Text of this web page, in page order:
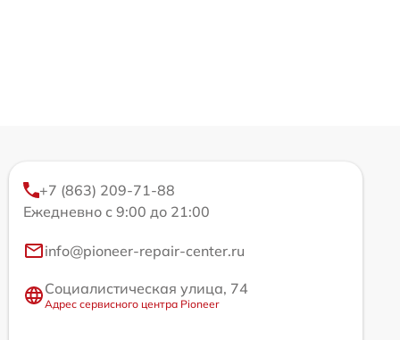
+7 (863) 209-71-88
Ежедневно с 9:00 до 21:00
info@pioneer-repair-center.ru
Социалистическая улица, 74
Адрес сервисного центра Pioneer